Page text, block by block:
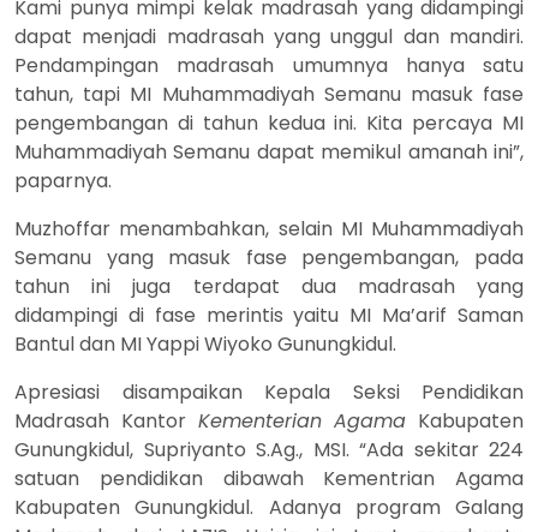
Kami punya mimpi kelak madrasah yang didampingi
dapat menjadi madrasah yang unggul dan mandiri.
Pendampingan madrasah umumnya hanya satu
tahun, tapi MI Muhammadiyah Semanu masuk fase
pengembangan di tahun kedua ini. Kita percaya MI
Muhammadiyah Semanu dapat memikul amanah ini”,
paparnya.
Muzhoffar menambahkan, selain MI Muhammadiyah
Semanu yang masuk fase pengembangan, pada
tahun ini juga terdapat dua madrasah yang
didampingi di fase merintis yaitu MI Ma’arif Saman
Bantul dan MI Yappi Wiyoko Gunungkidul.
Apresiasi disampaikan Kepala Seksi Pendidikan
Madrasah Kantor Kementerian Agama Kabupaten
Gunungkidul, Supriyanto S.Ag., MSI. “Ada sekitar 224
satuan pendidikan dibawah Kementrian Agama
Kabupaten Gunungkidul. Adanya program Galang